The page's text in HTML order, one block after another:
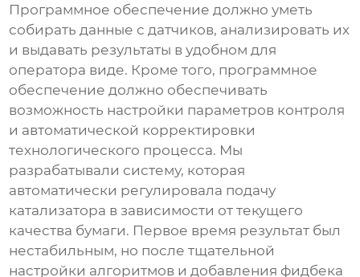
Программное обеспечение должно уметь
собирать данные с датчиков, анализировать их
и выдавать результаты в удобном для
оператора виде. Кроме того, программное
обеспечение должно обеспечивать
возможность настройки параметров контроля
и автоматической корректировки
технологического процесса. Мы
разрабатывали систему, которая
автоматически регулировала подачу
катализатора в зависимости от текущего
качества бумаги. Первое время результат был
нестабильным, но после тщательной
настройки алгоритмов и добавления фидбека